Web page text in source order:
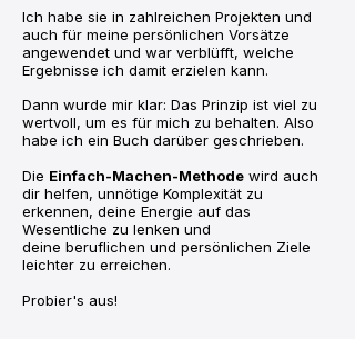
Ich habe sie in zahlreichen Projekten und
auch für meine persönlichen Vorsätze
angewendet und war verblüfft, welche
Ergebnisse ich damit erzielen kann.
Dann wurde mir klar: Das Prinzip ist viel zu
wertvoll, um es für mich zu behalten. Also
habe ich ein Buch darüber geschrieben.
Die Einfach-Machen-Methode wird auch
dir helfen, unnötige Komplexität zu
erkennen, deine Energie auf das
Wesentliche zu lenken und
deine beruflichen und persönlichen Ziele
leichter zu erreichen.
Probier's aus!